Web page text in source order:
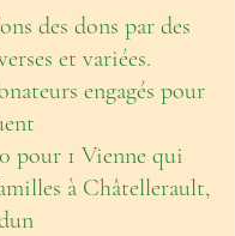
des dons par des
et variées.
engagés pour
pour 1 Vienne qui
à Châtellerault,